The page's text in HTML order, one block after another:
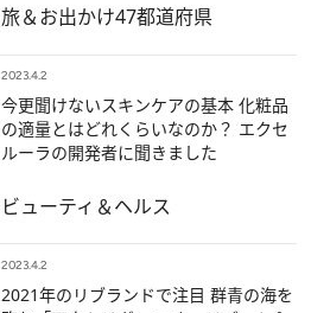
旅＆お出かけ47都道府県
2023.4.2
今更聞けないスキンケアの基本 化粧品
の適量とはどれくらいなのか？ エクセ
ルーラの開発者に聞きました
ビューティ＆ヘルス
2023.4.2
2021年のリブランドで注目 群青の海を